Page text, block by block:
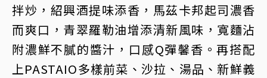
拌炒，紹興酒提味添香，馬茲卡邦起司濃香
而爽口，青翠羅勒油增添清新風味，寬麵沾
附濃鮮不膩的醬汁，口感Q彈馨香。再搭配
上PASTAIO多樣前菜、沙拉、湯品、新鮮義